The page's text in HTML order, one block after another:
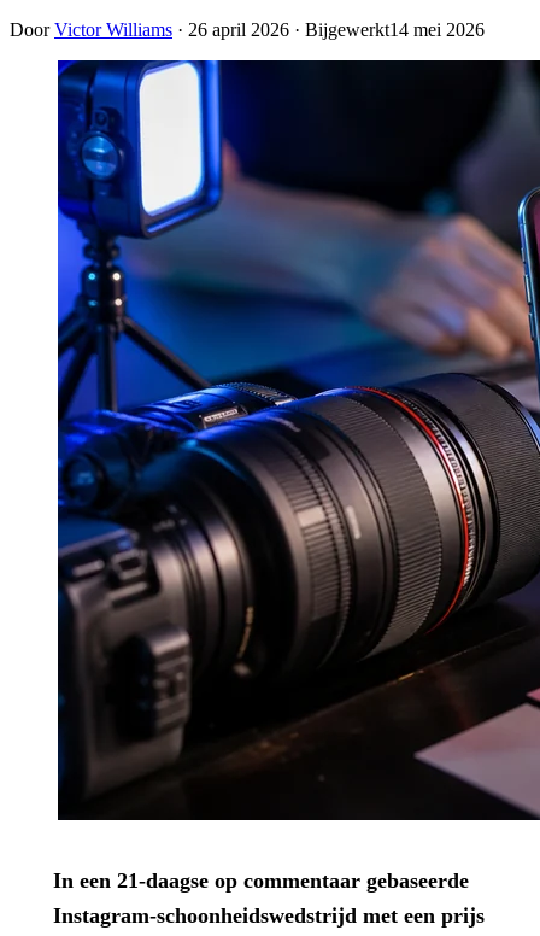
DoorVictor Williams · 26 april 2026 · Bijgewerkt14 mei 2026
In een 21-daagse op commentaar gebaseerde
Instagram-schoonheidswedstrijd met een prijs